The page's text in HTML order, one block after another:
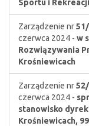
Sportu i
Zarządzenie nr
czerwca 2024 - w
Rozwiązywania
Krośniewicach
Zarządzenie nr
czerwca 2024 -
stanowisko
Krośniewicach,